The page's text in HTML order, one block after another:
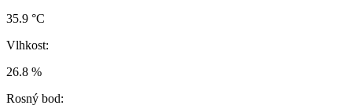
35.9 °C
Vlhkost:
26.8 %
Rosný bod: